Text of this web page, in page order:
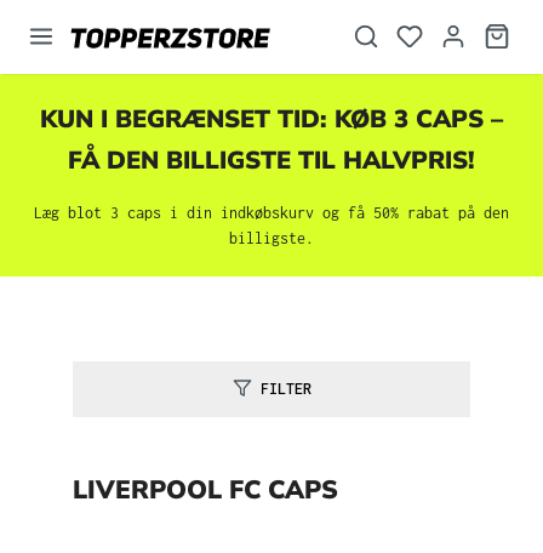
KUN I BEGRÆNSET TID: KØB 3 CAPS –
FÅ DEN BILLIGSTE TIL HALVPRIS!
Læg blot 3 caps i din indkøbskurv og få 50% rabat på den
billigste.
FILTER
LIVERPOOL FC CAPS